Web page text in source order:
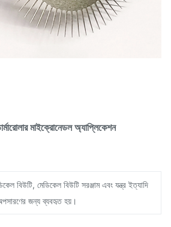
মাইক্রোনেডল অ্যাপ্লিকেশন
বিউটি, মেডিকেল বিউটি সরঞ্জাম এবং যন্ত্র ইত্যাদি
জন্য ব্যবহৃত হয়।